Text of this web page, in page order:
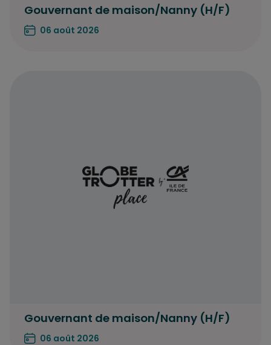
Gouvernant de maison/Nanny (H/F)
06 août 2026
Gouvernant de maison/Nanny (H/F)
06 août 2026